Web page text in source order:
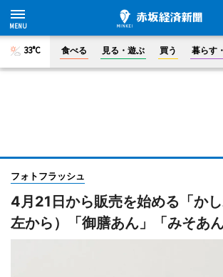
33°C 食べる 見る・遊ぶ 買う 暮らす
フォトフラッシュ
4月21日から販売を始める「か
左から）「御膳あん」「みそあん